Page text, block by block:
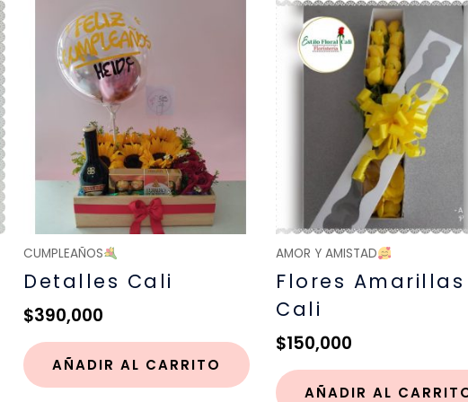
CUMPLEAÑOS
Detalles Cali
$390,000
AÑADIR AL CARRITO
AMOR Y AMISTAD
Flores Amarillas
Cali
$150,000
AÑADIR AL